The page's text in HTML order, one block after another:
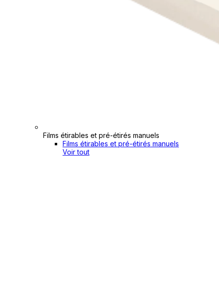
Films étirables et pré-étirés manuels
Films étirables et pré-étirés manuels
Voir tout